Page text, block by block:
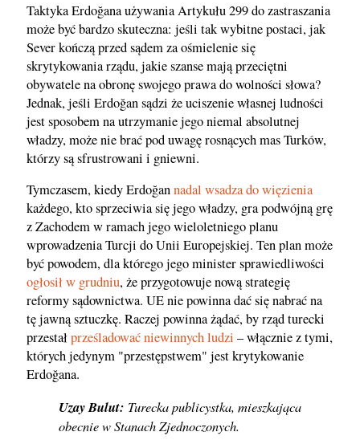
Taktyka Erdoğana używania Artykułu 299 do zastraszania
może być bardzo skuteczna: jeśli tak wybitne postaci, jak
Sever kończą przed sądem za ośmielenie się
skrytykowania rządu, jakie szanse mają przeciętni
obywatele na obronę swojego prawa do wolności słowa?
Jednak, jeśli Erdoğan sądzi że uciszenie własnej ludności
jest sposobem na utrzymanie jego niemal absolutnej
władzy, może nie brać pod uwagę rosnących mas Turków,
którzy są sfrustrowani i gniewni.
Tymczasem, kiedy Erdoğannadal wsadza do więzienia
każdego, kto sprzeciwia się jego władzy, gra podwójną grę
z Zachodem w ramach jego wieloletniego planu
wprowadzenia Turcji do Unii Europejskiej. Ten plan może
być powodem, dla którego jego minister sprawiedliwości
ogłosił w grudniu, że przygotowuje nową strategię
reformy sądownictwa. UE nie powinna dać się nabrać na
tę jawną sztuczkę. Raczej powinna żądać, by rząd turecki
przestałprześladować niewinnych ludzi – włącznie z tymi,
których jedynym "przestępstwem" jest krytykowanie
Erdoğana.
Uzay Bulut: Turecka publicystka, mieszkająca
obecnie w Stanach Zjednoczonych.